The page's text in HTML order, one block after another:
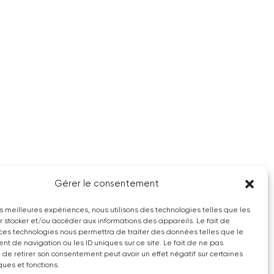
Gérer le consentement
meilleures expériences, nous utilisons des technologies telles que les
stocker et/ou accéder aux informations des appareils. Le fait de
technologies nous permettra de traiter des données telles que le
de navigation ou les ID uniques sur ce site. Le fait de ne pas
de retirer son consentement peut avoir un effet négatif sur certaines
et fonctions.